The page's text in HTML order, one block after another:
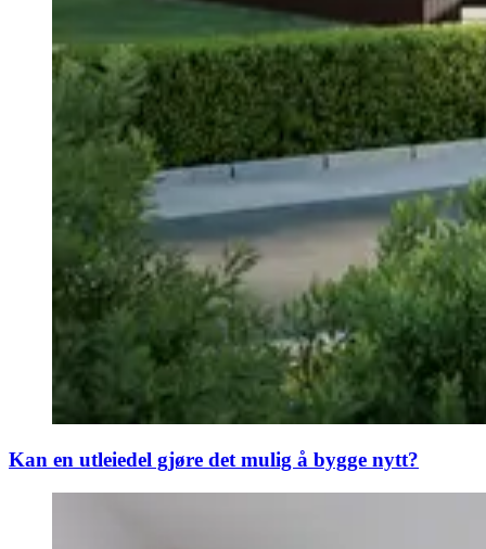
Kan en utleiedel gjøre det mulig å bygge nytt?